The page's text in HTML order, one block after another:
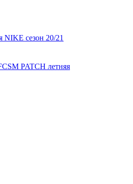
NIKE сезон 20/21
PATCH летняя